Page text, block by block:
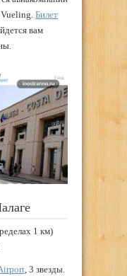
Билет
вам
1 км)
, 3 звезды.